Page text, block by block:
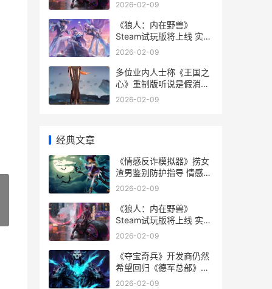
2026-02-09
《狼人：内在野兽》
Steam试玩版将上线 实机
示范 狼人在校内
2026-02-09
多位业内人士称《王国之
心》重制版听说是假消息
业内人士认为
2026-02-09
经典文章
《情感反诈模拟器》捞女
渣男鉴别防护指导 情感反
诈模拟器第四章怎么过
2026-02-09
《狼人：内在野兽》
Steam试玩版将上线 实机
示范 狼人在校内
2026-02-09
《夺宝奇兵》开发商仍然
希望回归《德军总部》系
列 夺宝奇兵剧情
2026-02-09